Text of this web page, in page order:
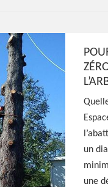
Elagage 58
un
une